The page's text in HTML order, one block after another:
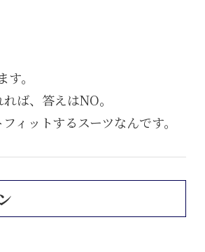
。
ば、答えはNO。
ィットするスーツなんです。